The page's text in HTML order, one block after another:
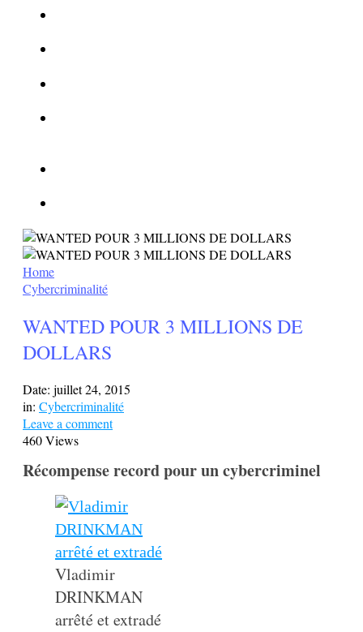
Home
Cybercriminalité
WANTED POUR 3 MILLIONS DE
DOLLARS
Date: juillet 24, 2015
in: Cybercriminalité
Leave a comment
460 Views
Récompense record pour un cybercriminel
Vladimir
DRINKMAN
arrêté et extradé